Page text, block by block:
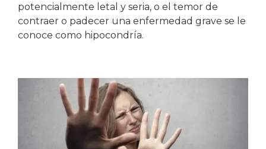
potencialmente letal y seria, o el temor de
contraer o padecer una enfermedad grave se le
conoce como hipocondría.